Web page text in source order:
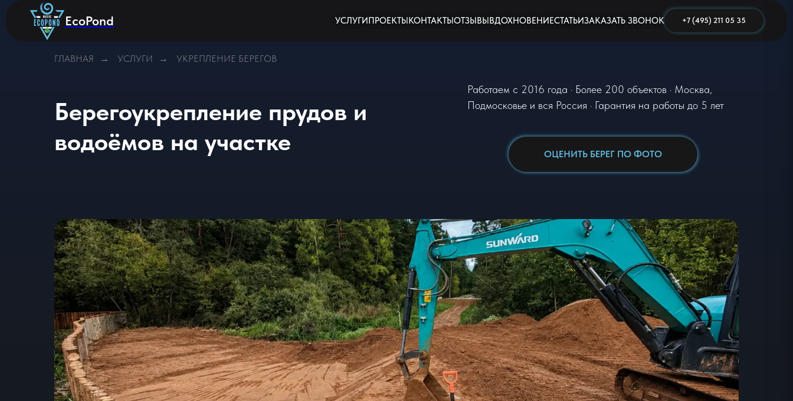
EcoPond УСЛУГИПРОЕКТЫКОНТАКТЫОТЗЫВЫВДОХНОВЕНИЕСТАТЬИЗАКАЗАТЬ ЗВОНОК +7 (495) 211 05 35
ГЛАВНАЯ → УСЛУГИ → УКРЕПЛЕНИЕ БЕРЕГОВ
Берегоукрепление прудов и
водоёмов на участке
Работаем с 2016 года · Более 200 объектов · Москва,
Подмосковье и вся Россия · Гарантия на работы до 5 лет
ОЦЕНИТЬ БЕРЕГ ПО ФОТО